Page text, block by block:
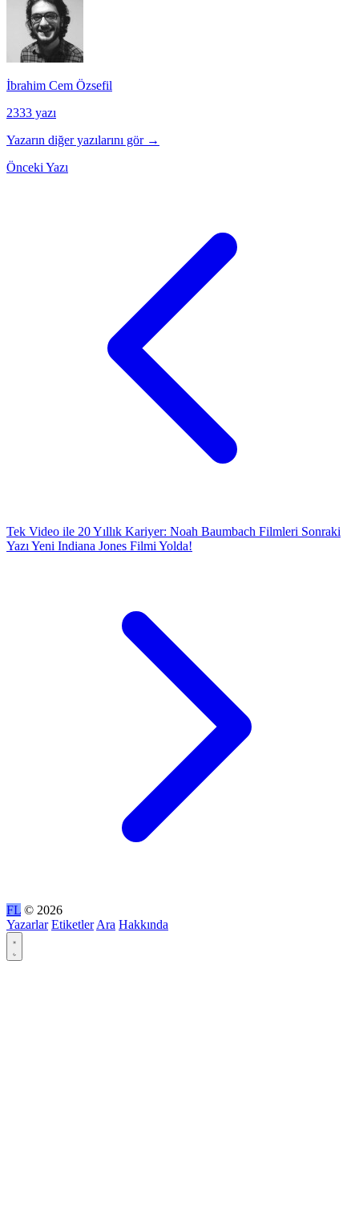
İbrahim Cem Özsefil
2333 yazı
Yazarın diğer yazılarını gör →
Önceki Yazı
Tek Video ile 20 Yıllık Kariyer: Noah Baumbach Filmleri Sonraki
Yazı Yeni Indiana Jones Filmi Yolda!
FL © 2026
Yazarlar Etiketler Ara Hakkında